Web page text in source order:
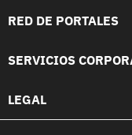
RED DE PORTALES
SERVICIOS
LEGAL